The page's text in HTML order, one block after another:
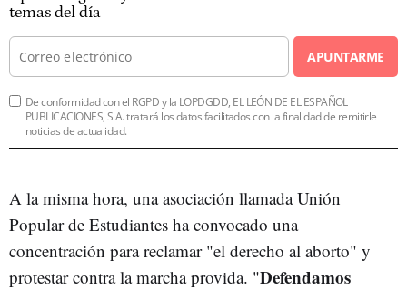
temas del día
APUNTARME
De conformidad con el RGPD y la LOPDGDD, EL LEÓN DE EL ESPAÑOL
PUBLICACIONES, S.A. tratará los datos facilitados con la finalidad de remitirle
noticias de actualidad.
A la misma hora, una asociación llamada Unión
Popular de Estudiantes ha convocado una
concentración para reclamar "el derecho al aborto" y
protestar contra la marcha provida. "Defendamos